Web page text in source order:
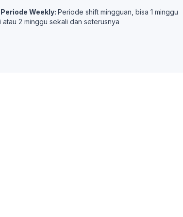
Weekly: Periode shift mingguan, bisa 1 minggu
atau 2 minggu sekali dan seterusnya